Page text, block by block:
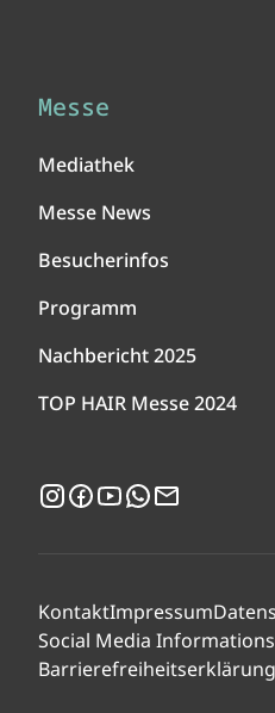
Messe
Mediathek
Messe News
Besucherinfos
Programm
Nachbericht 2025
TOP HAIR Messe 2024
Instagram
Facebook
YouTubeWhatsApp
KontaktImpressum
Social Media
Barrierefreiheitserklärung